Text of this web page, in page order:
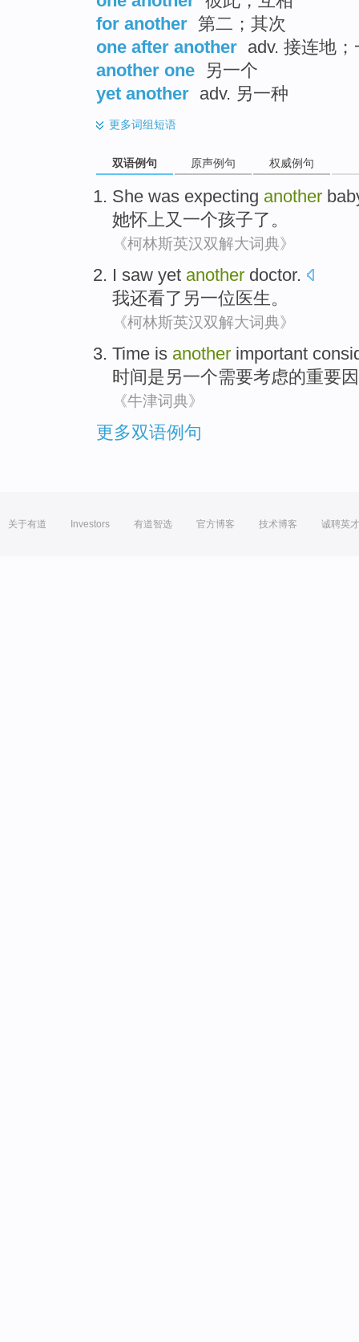
for another 第二；其次
one after another adv. 接连地
another one
另一个
yet another adv. 另一种
更多词组短语
双语例句 原声例句 权威例句
She was expecting another
她怀上又一个孩子了 。
《柯林斯英汉双解大词典》
I saw yet another doctor.
我还看了 另一位医生。
《柯林斯英汉双解大词典》
Time is another important
时间是 另一个需要考虑的重要
《牛津词典》
更多双语例句
关于有道 Investors 有道智选 官方博客 技术博客 诚聘英才